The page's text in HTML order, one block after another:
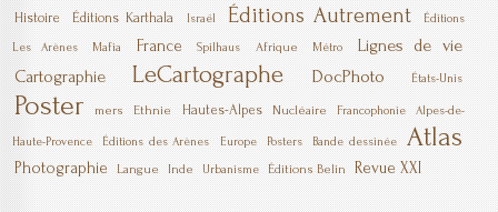
Histoire Éditions Karthala Israël Éditions Autrement Éditions
Les Arènes Mafia France Spilhaus Afrique Métro
Lignes de vie
Cartographie
LeCartographe DocPhoto États-Unis
Poster mers Ethnie Hautes-Alpes Nucléaire Francophonie Alpes-de-
Haute-Provence Éditions des Arènes Europe Posters Bande dessinée Atlas
Photographie Langue Inde Urbanisme Éditions Belin Revue XXI